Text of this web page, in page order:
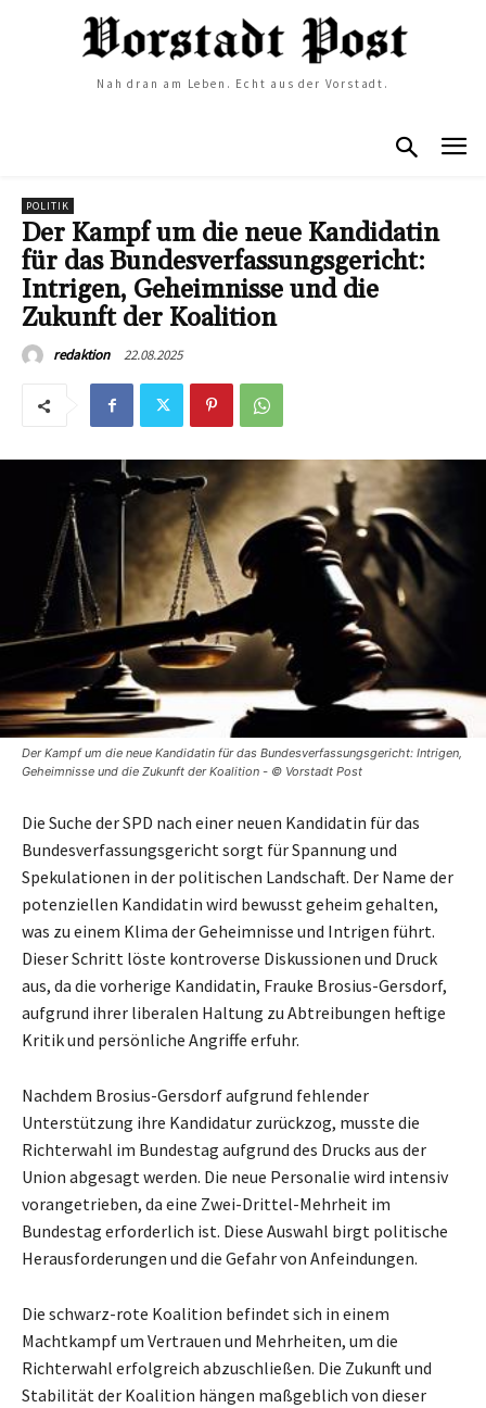
Nah dran am Leben. Echt aus der Vorstadt.
POLITIK
Der Kampf um die neue Kandidatin
für das Bundesverfassungsgericht:
Intrigen, Geheimnisse und die
Zukunft der Koalition
redaktion 22.08.2025
Der Kampf um die neue Kandidatin für das Bundesverfassungsgericht: Intrigen,
Geheimnisse und die Zukunft der Koalition - © Vorstadt Post
Die Suche der SPD nach einer neuen Kandidatin für das
Bundesverfassungsgericht sorgt für Spannung und
Spekulationen in der politischen Landschaft. Der Name der
potenziellen Kandidatin wird bewusst geheim gehalten,
was zu einem Klima der Geheimnisse und Intrigen führt.
Dieser Schritt löste kontroverse Diskussionen und Druck
aus, da die vorherige Kandidatin, Frauke Brosius-Gersdorf,
aufgrund ihrer liberalen Haltung zu Abtreibungen heftige
Kritik und persönliche Angriffe erfuhr.
Nachdem Brosius-Gersdorf aufgrund fehlender
Unterstützung ihre Kandidatur zurückzog, musste die
Richterwahl im Bundestag aufgrund des Drucks aus der
Union abgesagt werden. Die neue Personalie wird intensiv
vorangetrieben, da eine Zwei-Drittel-Mehrheit im
Bundestag erforderlich ist. Diese Auswahl birgt politische
Herausforderungen und die Gefahr von Anfeindungen.
Die schwarz-rote Koalition befindet sich in einem
Machtkampf um Vertrauen und Mehrheiten, um die
Richterwahl erfolgreich abzuschließen. Die Zukunft und
Stabilität der Koalition hängen maßgeblich von dieser